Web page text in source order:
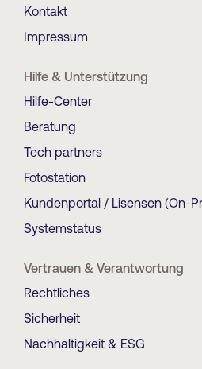
Kontakt
Impressum
Hilfe & Unterstützung
Hilfe-Center
Beratung
Tech partners
Fotostation
Kundenportal / Lisensen (On-
Systemstatus
Vertrauen & Verantwortung
Rechtliches
Sicherheit
Nachhaltigkeit & ESG